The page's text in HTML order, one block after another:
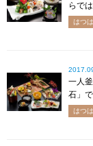
らで
はつ
一人
石」
はつ